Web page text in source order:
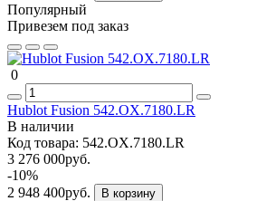
Популярный
Привезем под заказ
0
Hublot Fusion 542.OX.7180.LR
В наличии
Код товара: 542.OX.7180.LR
3 276 000руб.
-10%
2 948 400руб.
В корзину